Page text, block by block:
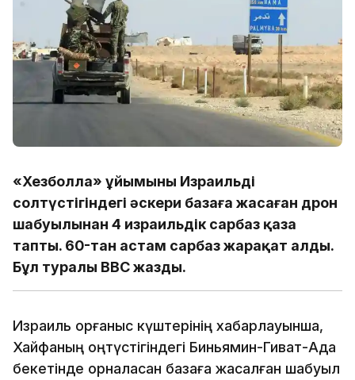
«Хезболла» ұйымының Израильдің
солтүстігіндегі әскери базаға жасаған дрон
шабуылынан 4 израильдік сарбаз қаза
тапты. 60-тан астам сарбаз жарақат алды.
Бұл туралы ВВС жазды.
Израиль қорғаныс күштерінің хабарлауынша,
Хайфаның оңтүстігіндегі Биньямин-Гиват-Ада
бекетінде орналасқан базаға жасалған шабуыл